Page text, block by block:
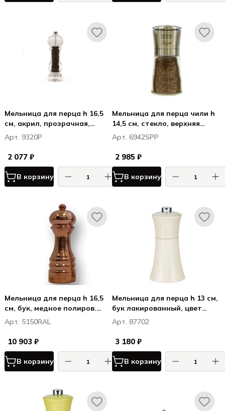
Мельница для перца h 16,5
см, акрил, прозрачная,
КАПРИ / CAPRI
Арт. 9320P
2 077 ₽
В корзину
Мельница для перца чили h
14,5 см, стекло, верхняя
часть - нерж. сталь,
прозрачная, ЛА СПЕЦИЯ /
LA SPEZIA
Арт. 6942SPP
2 985 ₽
В корзину
Мельница для перца h 16,5
см, бук, медное полиров.
покрытие, РАИМ / RAME
Арт. 5150RAL
10 903 ₽
В корзину
Мельница для перца h 13 см,
бук лакированный, цвет
белый, ВЕРОНА / VERONA
Арт. 87702
3 180 ₽
В корзину